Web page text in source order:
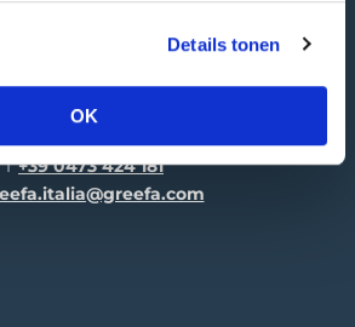
Details tonen
OK
Industriezone 1/11
39011 Lana | IT
T+39 0473 424 181